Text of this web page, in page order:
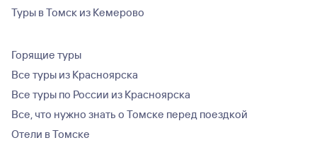
Туры в Томск из Кемерово
Горящие туры
Все туры из Красноярска
Все туры по России из Красноярска
Все, что нужно знать о Томске перед поездкой
Отели в Томске